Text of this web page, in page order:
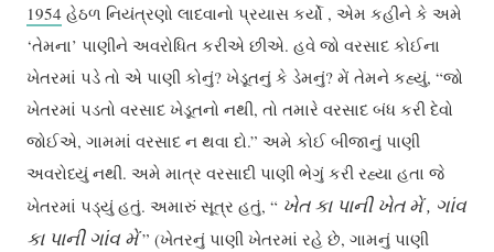
1954 હેઠળ નિયંત્રણો લાદવાનો પ્રયાસ કર્યો , એમ કહીને કે અમે
‘તેમના’ પાણીને અવરોધિત કરીએ છીએ. હવે જો વરસાદ કોઈના
ખેતરમાં પડે તો એ પાણી કોનું? ખેડૂતનું કે ડેમનું? મેં તેમને કહ્યું, “જો
ખેતરમાં પડતો વરસાદ ખેડૂતનો નથી, તો તમારે વરસાદ બંધ કરી દેવો
જોઈએ, ગામમાં વરસાદ ન થવા દો.” અમે કોઈ બીજાનું પાણી
અવરોધ્યું નથી. અમે માત્ર વરસાદી પાણી ભેગું કરી રહ્યા હતા જે
ખેતરમાં પડ્યું હતું. અમારું સૂત્ર હતું, “ ખેત કા પાની ખેત મેં , ગાંવ
કા પાની ગાંવ મેં” (ખેતરનું પાણી ખેતરમાં રહે છે, ગામનું પાણી